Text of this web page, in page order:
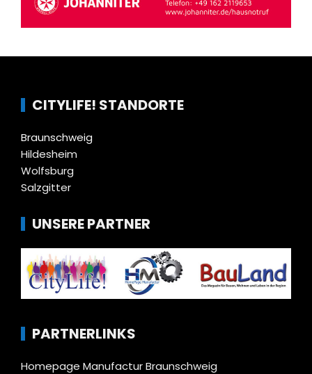
CITYLIFE! STANDORTE
Braunschweig
Hildesheim
Wolfsburg
Salzgitter
UNSERE PARTNER
PARTNERLINKS
Homepage Manufactur Braunschweig